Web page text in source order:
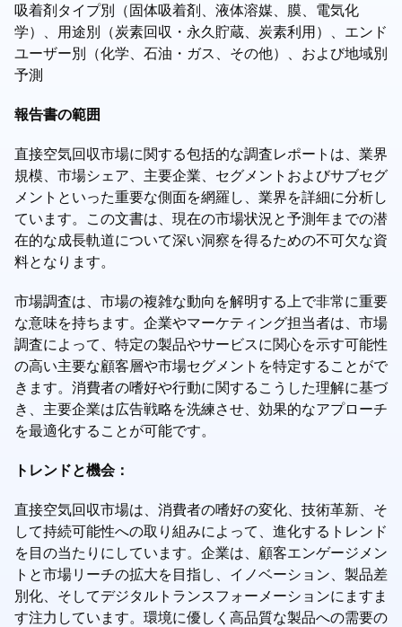
吸着剤タイプ別（固体吸着剤、液体溶媒、膜、電気化
学）、用途別（炭素回収・永久貯蔵、炭素利用）、エンド
ユーザー別（化学、石油・ガス、その他）、および地域別
予測
報告書の範囲
直接空気回収市場に関する包括的な調査レポートは、業界
規模、市場シェア、主要企業、セグメントおよびサブセグ
メントといった重要な側面を網羅し、業界を詳細に分析し
ています。この文書は、現在の市場状況と予測年までの潜
在的な成長軌道について深い洞察を得るための不可欠な資
料となります。
市場調査は、市場の複雑な動向を解明する上で非常に重要
な意味を持ちます。企業やマーケティング担当者は、市場
調査によって、特定の製品やサービスに関心を示す可能性
の高い主要な顧客層や市場セグメントを特定することがで
きます。消費者の嗜好や行動に関するこうした理解に基づ
き、主要企業は広告戦略を洗練させ、効果的なアプローチ
を最適化することが可能です。
トレンドと機会：
直接空気回収市場は、消費者の嗜好の変化、技術革新、そ
して持続可能性への取り組みによって、進化するトレンド
を目の当たりにしています。企業は、顧客エンゲージメン
トと市場リーチの拡大を目指し、イノベーション、製品差
別化、そしてデジタルトランスフォーメーションにますま
す注力しています。環境に優しく高品質な製品への需要の